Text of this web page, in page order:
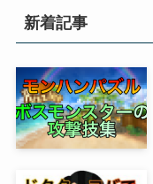
新着記事